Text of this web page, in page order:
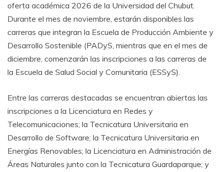
oferta académica 2026 de la Universidad del Chubut.
Durante el mes de noviembre, estarán disponibles las
carreras que integran la Escuela de Producción Ambiente y
Desarrollo Sostenible (PADyS, mientras que en el mes de
diciembre, comenzarán las inscripciones a las carreras de
la Escuela de Salud Social y Comunitaria (ESSyS).
Entre las carreras destacadas se encuentran abiertas las
inscripciones a la Licenciatura en Redes y
Telecomunicaciones; la Tecnicatura Universitaria en
Desarrollo de Software; la Tecnicatura Universitaria en
Energías Renovables; la Licenciatura en Administración de
Áreas Naturales junto con la Tecnicatura Guardaparque; y